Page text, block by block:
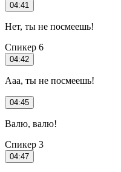
04:41
Нет, ты не посмеешь!
Спикер 6
04:42
Ааа, ты не посмеешь!
04:45
Валю, валю!
Спикер 3
04:47